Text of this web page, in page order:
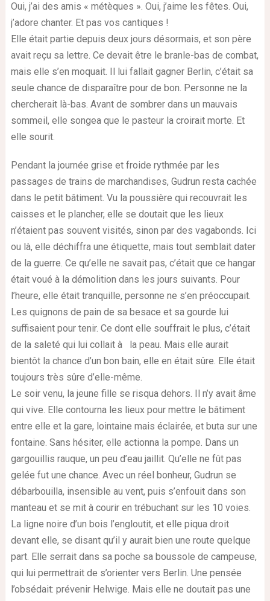
Oui, j’ai des amis « métèques ». Oui, j’aime les fêtes. Oui,
j’adore chanter. Et pas vos cantiques !
Elle était partie depuis deux jours désormais, et son père
avait reçu sa lettre. Ce devait être le branle-bas de combat,
mais elle s’en moquait. Il lui fallait gagner Berlin, c’était sa
seule chance de disparaître pour de bon. Personne ne la
chercherait là-bas. Avant de sombrer dans un mauvais
sommeil, elle songea que le pasteur la croirait morte. Et
elle sourit.
Pendant la journée grise et froide rythmée par les
passages de trains de marchandises, Gudrun resta cachée
dans le petit bâtiment. Vu la poussière qui recouvrait les
caisses et le plancher, elle se doutait que les lieux
n’étaient pas souvent visités, sinon par des vagabonds. Ici
ou là, elle déchiffra une étiquette, mais tout semblait dater
de la guerre. Ce qu’elle ne savait pas, c’était que ce hangar
était voué à la démolition dans les jours suivants. Pour
l’heure, elle était tranquille, personne ne s’en préoccupait.
Les quignons de pain de sa besace et sa gourde lui
suffisaient pour tenir. Ce dont elle souffrait le plus, c’était
de la saleté qui lui collait à la peau. Mais elle aurait
bientôt la chance d’un bon bain, elle en était sûre. Elle était
toujours très sûre d’elle-même.
Le soir venu, la jeune fille se risqua dehors. Il n’y avait âme
qui vive. Elle contourna les lieux pour mettre le bâtiment
entre elle et la gare, lointaine mais éclairée, et buta sur une
fontaine. Sans hésiter, elle actionna la pompe. Dans un
gargouillis rauque, un peu d’eau jaillit. Qu’elle ne fût pas
gelée fut une chance. Avec un réel bonheur, Gudrun se
débarbouilla, insensible au vent, puis s’enfouit dans son
manteau et se mit à courir en trébuchant sur les 10 voies.
La ligne noire d’un bois l’engloutit, et elle piqua droit
devant elle, se disant qu’il y aurait bien une route quelque
part. Elle serrait dans sa poche sa boussole de campeuse,
qui lui permettrait de s’orienter vers Berlin. Une pensée
l’obsédait: prévenir Helwige. Mais elle ne doutait pas une